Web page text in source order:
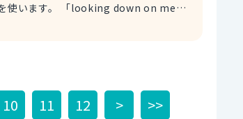
使います。 「looking down on me」
looking down on me. 彼はいつも
10 11 12 > >>